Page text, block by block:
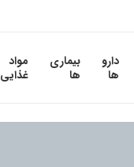
دارو
ها
بیماری
ها
مواد
غذایی